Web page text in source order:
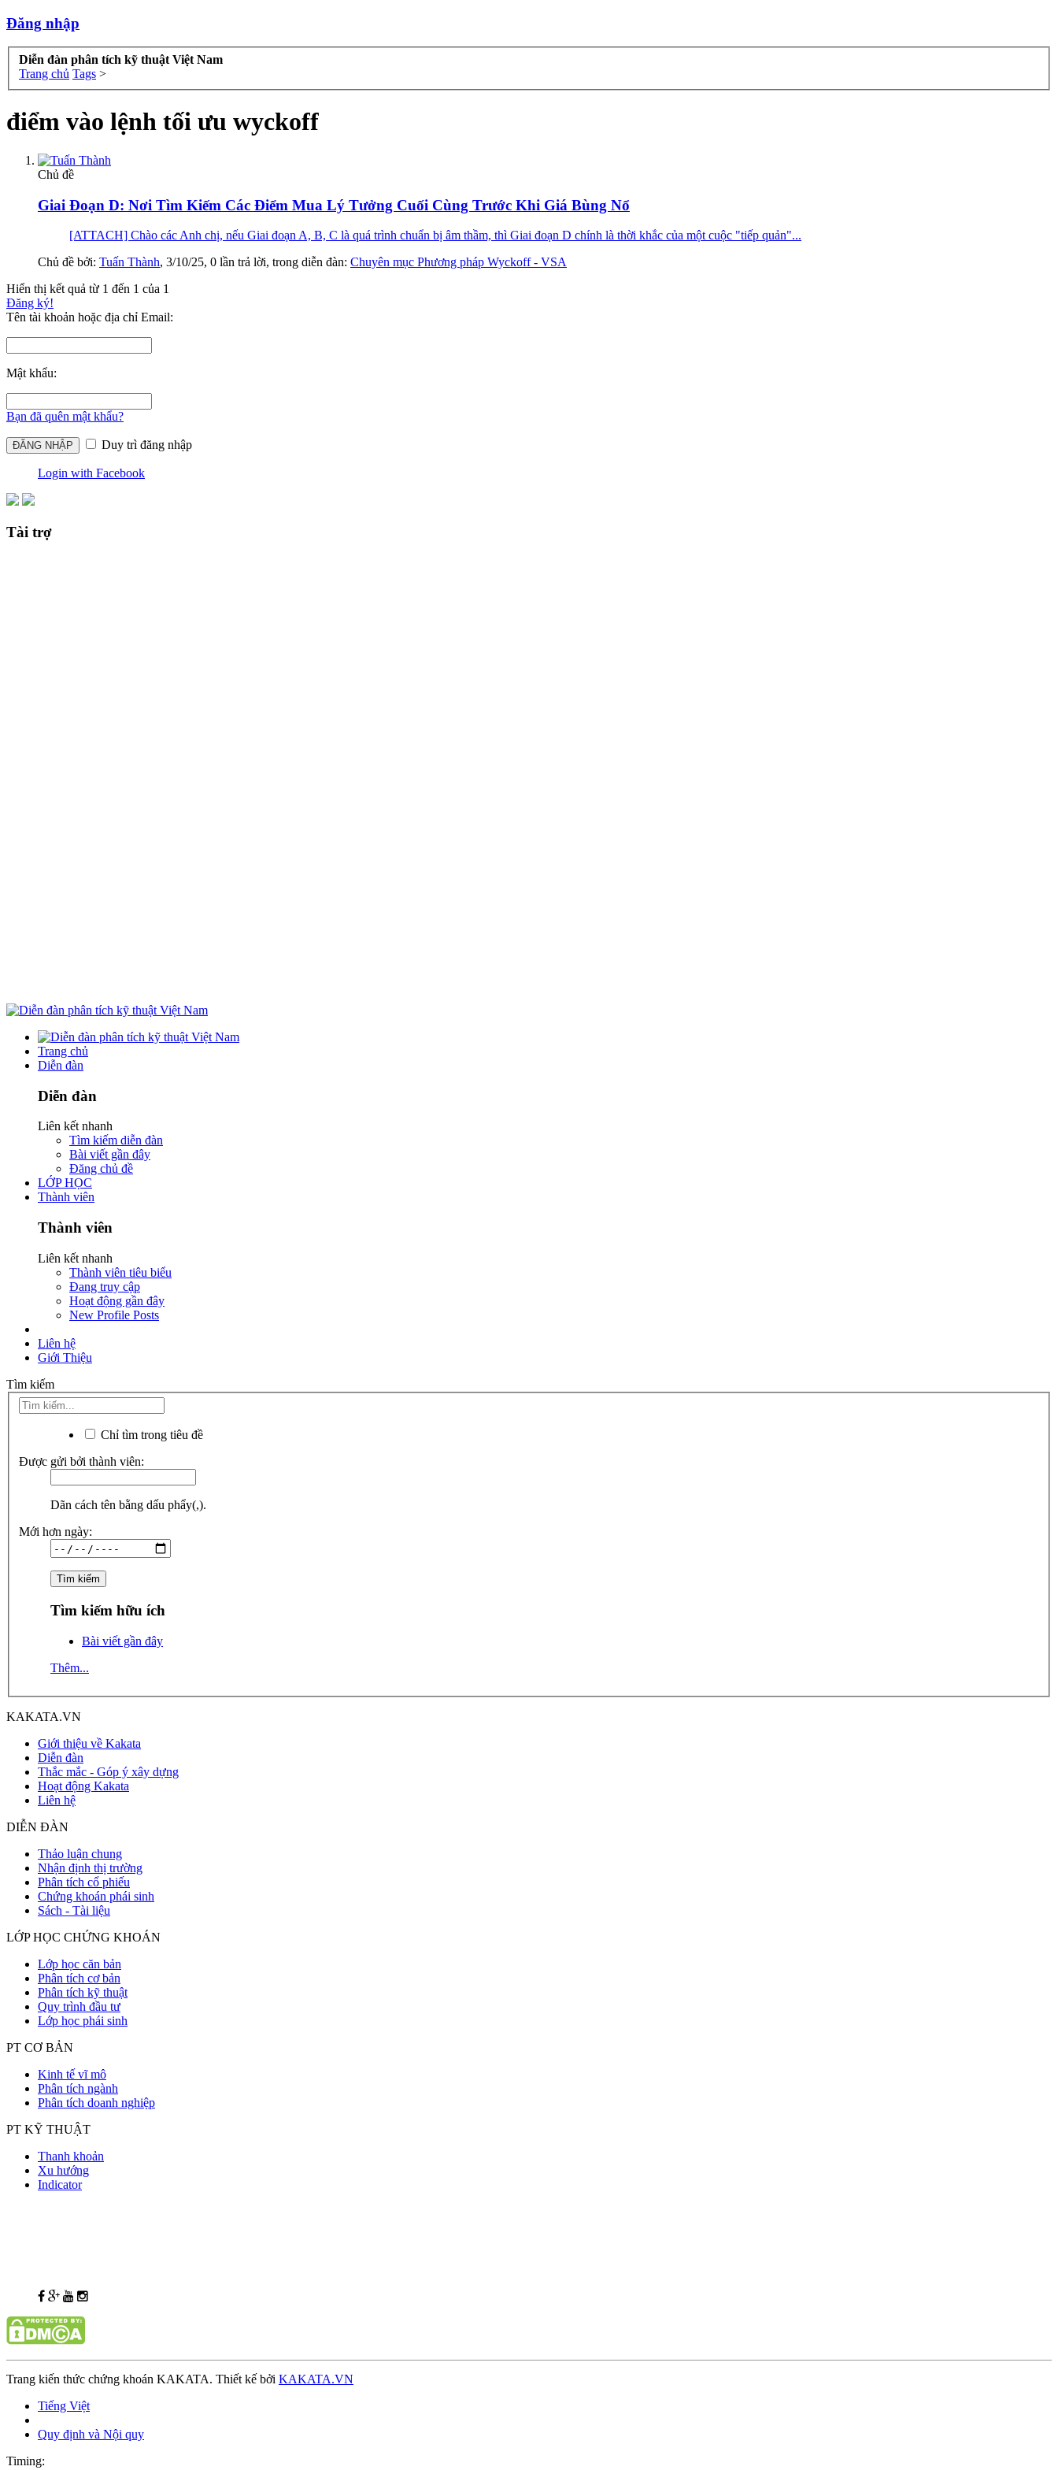
Đăng nhập
Diễn đàn phân tích kỹ thuật Việt Nam
Trang chủ Tags >
điểm vào lệnh tối ưu wyckoff
Chủ đề
Giai Đoạn D: Nơi Tìm Kiếm Các Điểm Mua Lý Tưởng Cuối Cùng Trước Khi Giá Bùng Nổ
[ATTACH] Chào các Anh chị, nếu Giai đoạn A, B, C là quá trình chuẩn bị âm thầm, thì Giai đoạn D chính là thời khắc của một cuộc "tiếp quản"...
Chủ đề bởi: Tuấn Thành, 3/10/25, 0 lần trả lời, trong diễn đàn: Chuyên mục Phương pháp Wyckoff - VSA
Hiển thị kết quả từ 1 đến 1 của 1
Đăng ký!
Tên tài khoản hoặc địa chỉ Email:
Mật khẩu:
Bạn đã quên mật khẩu?
Duy trì đăng nhập
Login with Facebook
Tài trợ
Trang chủ
Diễn đàn
Diễn đàn
Liên kết nhanh
Tìm kiếm diễn đàn
Bài viết gần đây
Đăng chủ đề
LỚP HỌC
Thành viên
Thành viên
Liên kết nhanh
Thành viên tiêu biểu
Đang truy cập
Hoạt động gần đây
New Profile Posts
Liên hệ
Giới Thiệu
Tìm kiếm
Chỉ tìm trong tiêu đề
Được gửi bởi thành viên:
Dãn cách tên bằng dấu phẩy(,).
Mới hơn ngày:
Tìm kiếm hữu ích
Bài viết gần đây
Thêm...
KAKATA.VN
Giới thiệu về Kakata
Diễn đàn
Thắc mắc - Góp ý xây dựng
Hoạt động Kakata
Liên hệ
DIỄN ĐÀN
Thảo luận chung
Nhận định thị trường
Phân tích cổ phiếu
Chứng khoán phái sinh
Sách - Tài liệu
LỚP HỌC CHỨNG KHOÁN
Lớp học căn bản
Phân tích cơ bản
Phân tích kỹ thuật
Quy trình đầu tư
Lớp học phái sinh
PT CƠ BẢN
Kinh tế vĩ mô
Phân tích ngành
Phân tích doanh nghiệp
PT KỸ THUẬT
Thanh khoản
Xu hướng
Indicator
Trang kiến thức chứng khoán KAKATA. Thiết kế bởi KAKATA.VN
Tiếng Việt
Quy định và Nội quy
Timing: